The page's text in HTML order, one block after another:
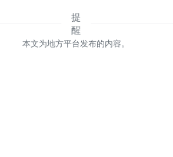
本文为地方平台发布的内容。